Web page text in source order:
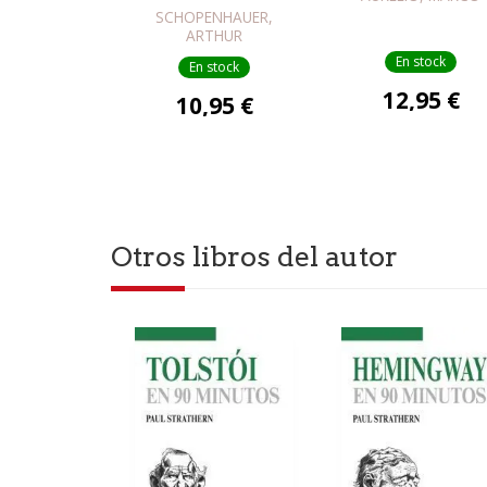
SCHOPENHAUER,
ARTHUR
SCHOPENHAUER
En stock
10,95 €
En stock
12,95 €
Otros libros del autor